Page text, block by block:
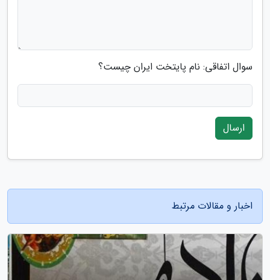
سوال اتفاقی: نام پایتخت ایران چیست؟
ارسال
اخبار و مقالات مرتبط